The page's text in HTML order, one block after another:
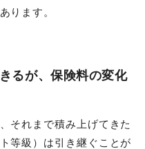
ります。
るが、保険料の変化
それまで積み上げてきた
等級）は引き継ぐことが